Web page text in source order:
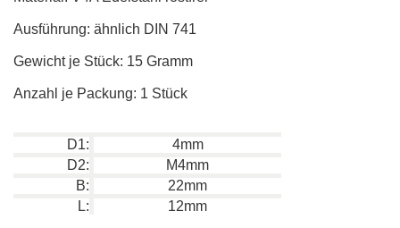
Ausführung: ähnlich DIN 741
Gewicht je Stück: 15 Gramm
Anzahl je Packung: 1 Stück
D1:
4mm
D2:
M4mm
B:
22mm
L:
12mm